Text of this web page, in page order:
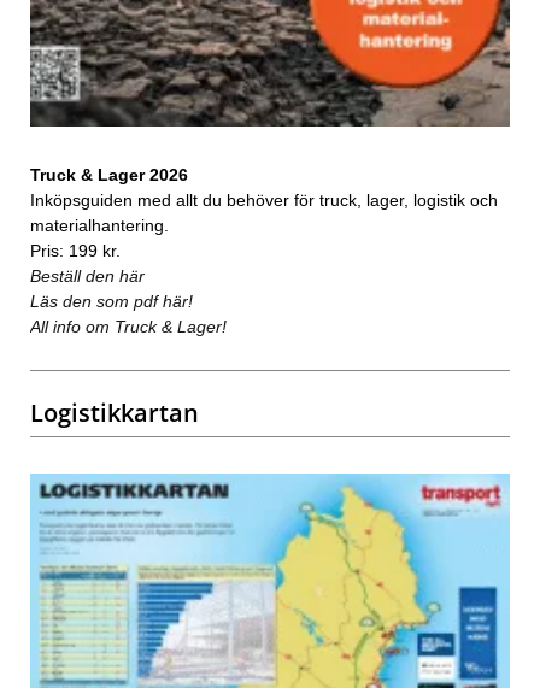
Truck & Lager 2026
Inköpsguiden med allt du behöver för truck, lager, logistik och
materialhantering.
Pris: 199 kr.
Beställ den här
Läs den som pdf här!
All info om Truck & Lager!
Logistikkartan